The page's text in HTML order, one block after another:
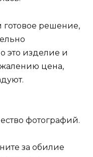
готовое решение,
это изделие и
цена,
фотографий.
за обилие